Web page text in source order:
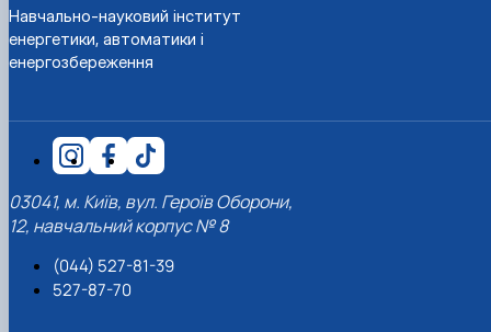
Навчально-науковий інститут
енергетики, автоматики і
енергозбереження
03041, м. Київ, вул. Героїв Оборони,
12, навчальний корпус № 8
(044) 527-81-39
527-87-70